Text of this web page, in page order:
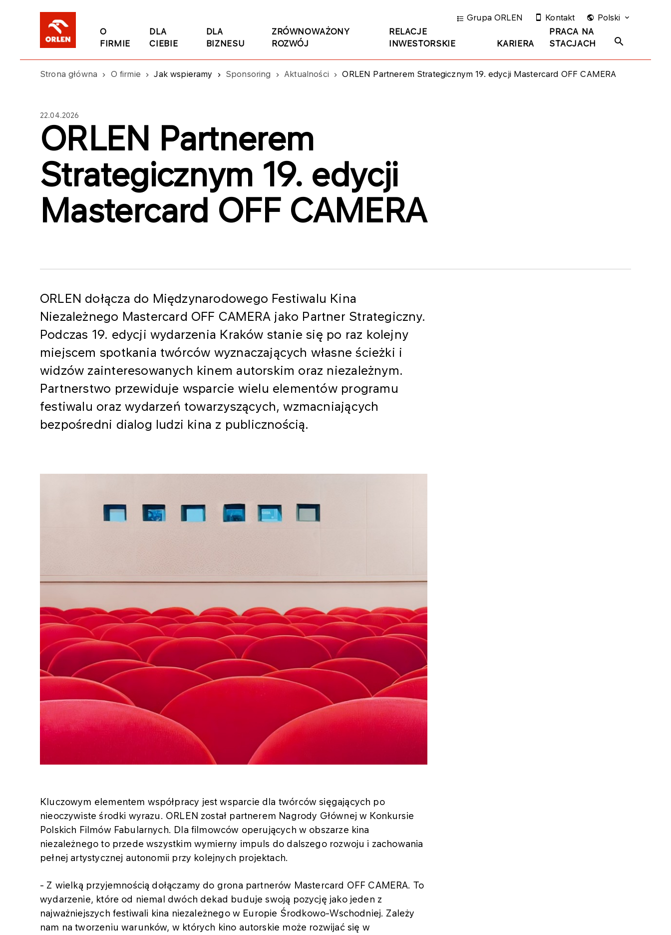
O
FIRMIE
DLA
CIEBIE
DLA
BIZNESU
ZRÓWNOWAŻONY
ROZWÓJ
RELACJE
INWESTORSKIE
KARIERA
PRACA NA
STACJACH
Grupa ORLEN Kontakt Polski
Strona główna O firmie Jak wspieramy Sponsoring Aktualności ORLEN Partnerem Strategicznym 19. edycji Mastercard OFF CAMERA
22.04.2026
ORLEN Partnerem
Strategicznym 19. edycji
Mastercard OFF CAMERA
ORLEN dołącza do Międzynarodowego Festiwalu Kina
Niezależnego Mastercard OFF CAMERA jako Partner Strategiczny.
Podczas 19. edycji wydarzenia Kraków stanie się po raz kolejny
miejscem spotkania twórców wyznaczających własne ścieżki i
widzów zainteresowanych kinem autorskim oraz niezależnym.
Partnerstwo przewiduje wsparcie wielu elementów programu
festiwalu oraz wydarzeń towarzyszących, wzmacniających
bezpośredni dialog ludzi kina z publicznością.
Kluczowym elementem współpracy jest wsparcie dla twórców sięgających po
nieoczywiste środki wyrazu. ORLEN został partnerem Nagrody Głównej w Konkursie
Polskich Filmów Fabularnych. Dla filmowców operujących w obszarze kina
niezależnego to przede wszystkim wymierny impuls do dalszego rozwoju i zachowania
pełnej artystycznej autonomii przy kolejnych projektach.
- Z wielką przyjemnością dołączamy do grona partnerów Mastercard OFF CAMERA. To
wydarzenie, które od niemal dwóch dekad buduje swoją pozycję jako jeden z
najważniejszych festiwali kina niezależnego w Europie Środkowo-Wschodniej. Zależy
nam na tworzeniu warunków, w których kino autorskie może rozwijać się w